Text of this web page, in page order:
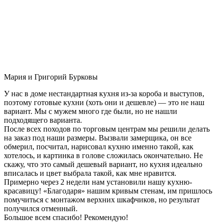
Мария и Григорий Бурковы
У нас в доме нестандартная кухня из-за короба и выступов,
поэтому готовые кухни (хоть они и дешевле) — это не наш
вариант. Мы с мужем много где были, но не нашли
подходящего варианта.
После всех походов по торговым центрам мы решили делать
на заказ под наши размеры. Вызвали замерщика, он все
обмерил, посчитал, нарисовал кухню именно такой, как
хотелось, и картинка в голове сложилась окончательно. Не
скажу, что это самый дешевый вариант, но кухня идеально
вписалась и цвет выбрала такой, как мне нравится.
Примерно через 2 недели нам установили нашу кухню-
красавицу! «Благодаря» нашим кривым стенам, им пришлось
помучиться с монтажом верхних шкафчиков, но результат
получился отменный.
Большое всем спасибо! Рекомендую!